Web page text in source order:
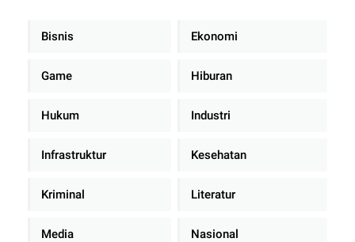
Bisnis Ekonomi
Game Hiburan
Hukum Industri
Infrastruktur Kesehatan
Kriminal Literatur
Media Nasional